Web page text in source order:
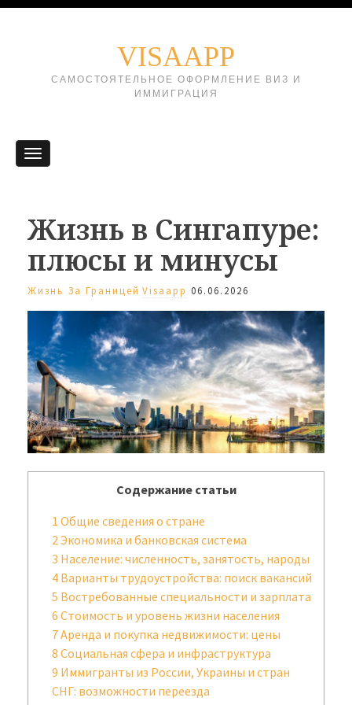
VISAAPP
САМОСТОЯТЕЛЬНОЕ ОФОРМЛЕНИЕ ВИЗ И
ИММИГРАЦИЯ
Жизнь в Сингапуре:
плюсы и минусы
Жизнь За Границей Visaapp 06.06.2026
Содержание статьи
1 Общие сведения о стране
2Экономика и банковская система
3 Население: численность, занятость, народы
4 Варианты трудоустройства: поиск вакансий
5 Востребованные специальности и зарплата
6 Стоимость и уровень жизни населения
7Аренда и покупка недвижимости: цены
8 Социальная сфера и инфраструктура
9 Иммигранты из России, Украины и стран
СНГ: возможности переезда